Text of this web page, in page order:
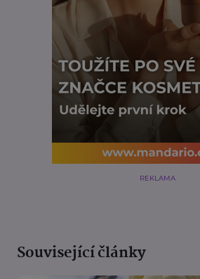
REKLAMA
Související články